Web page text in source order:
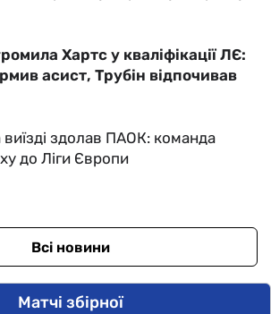
Хартс у кваліфікації ЛЄ:
асист, Трубін відпочивав
здолав ПАОК: команда
до Ліги Європи
Всі новини
Матчі збірної